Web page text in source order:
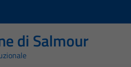
di Salmour